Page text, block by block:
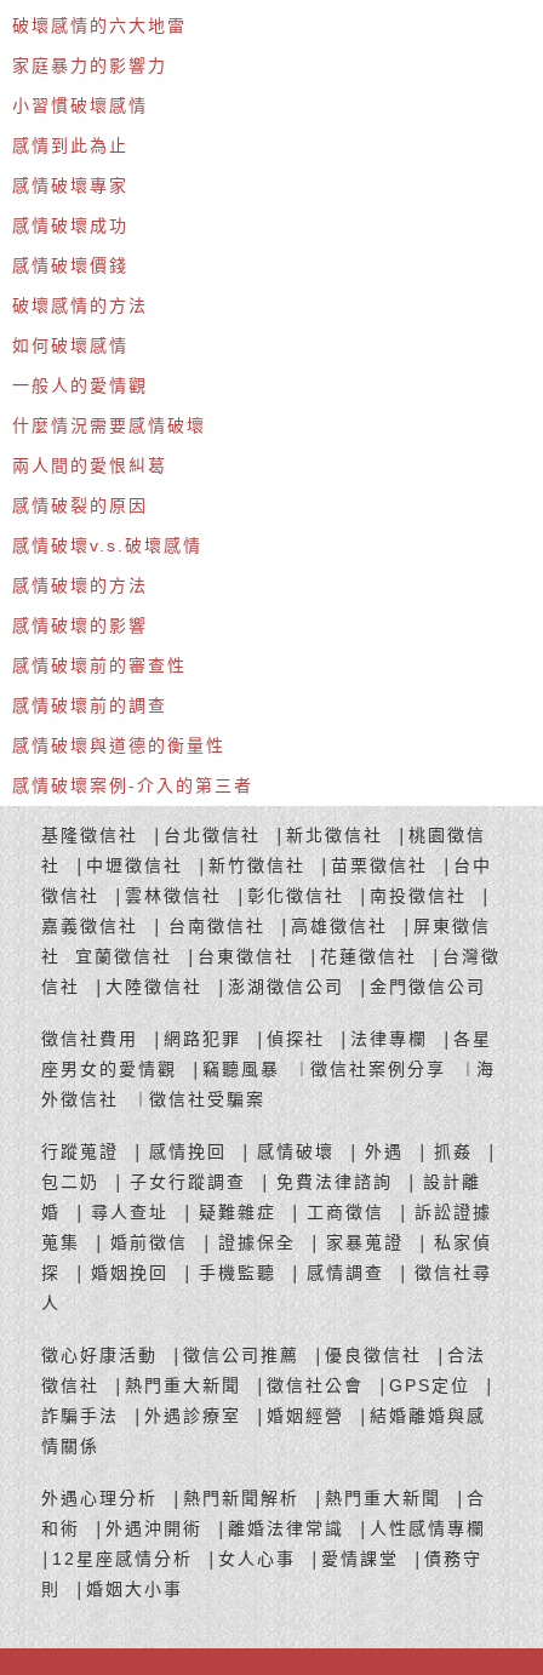
破壞感情的六大地雷
家庭暴力的影響力
小習慣破壞感情
感情到此為止
感情破壞專家
感情破壞成功
感情破壞價錢
破壞感情的方法
如何破壞感情
一般人的愛情觀
什麼情況需要感情破壞
兩人間的愛恨糾葛
感情破裂的原因
感情破壞v.s.破壞感情
感情破壞的方法
感情破壞的影響
感情破壞前的審查性
感情破壞前的調查
感情破壞與道德的衡量性
感情破壞案例-介入的第三者
基隆徵信社 台北徵信社 │ 新北徵信社
桃園徵信
社
中壢徵信社 新竹徵信社 苗栗徵信社 │ 台中
徵信社
雲林徵信社 彰化徵信社 南投徵信社 │
嘉義徵信社 │ 台南徵信社 高雄徵信社
屏東徵信
社
宜蘭徵信社 台東徵信社 花蓮徵信社
台灣徵
信社
大陸徵信社 澎湖徵信公司 金門徵信公司
徵信社費用 網路犯罪 偵探社 法律專欄
各星
座男女的愛情觀
竊聽風暴 ｜ 徵信社案例分享
海
外徵信社
徵信社受騙案
行蹤蒐證 感情挽回 │ 感情破壞 外遇 抓姦 │
包二奶 子女行蹤調查 免費法律諮詢 │設計離
婚
尋人查址 疑難雜症 工商徵信
訴訟證據
蒐集
婚前徵信 證據保全 家暴蒐證
私家偵
探
│婚姻挽回 手機監聽 感情調查
徵信社尋
人
徵心好康活動 徵信公司推薦 優良徵信社 │ 合法
徵信社
熱門重大新聞 徵信社公會 GPS定位 │
詐騙手法 外遇診療室 │婚姻經營
結婚離婚與感
情關係
外遇心理分析 熱門新聞解析 │ 熱門重大新聞
合
和術
外遇沖開術 離婚法律常識 人性感情專欄
12星座感情分析 女人心事 愛情課堂 │ 債務守
則
婚姻大小事